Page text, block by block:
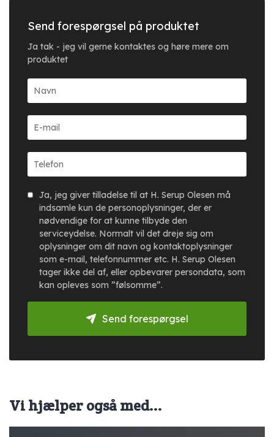
Send forespørgsel på produktet
Ja tak - jeg vil gerne kontaktes og høre mere om
produktet
Ja, jeg giver tilladelse til at H. Serup Olesen må
indsamle kun de personoplysninger, der er
nødvendige for at kunne tilbyde den
serviceydelse. Normalt vil det dreje sig om
oplysninger om dit navn og kontaktoplysninger
som e-mail, telefonnummer etc. H. Serup Olesen
tager ikke del af, eller opbevarer persondata, som
kan opleves som ”følsomme”.
Send forespørgsel
Vi hjælper også med...